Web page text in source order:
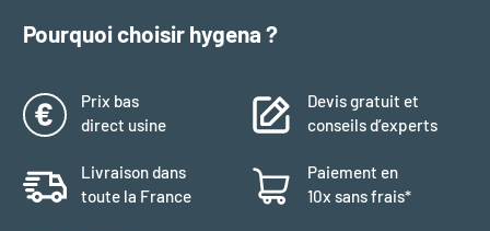
Pourquoi choisir hygena ?
Prix bas
direct usine
Devis gratuit et
conseils d’experts
Livraison dans
toute la France
Paiement en
10x sans frais*